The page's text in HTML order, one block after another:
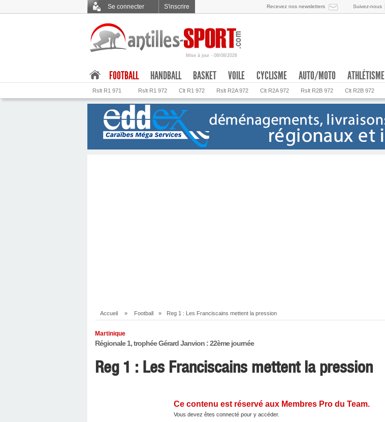
Se connecter S'inscrire Recevez nos newsletters Suivez-nous
Mise à jour - 08/08/2026
FOOTBALL
Rslt R1 971 Rslt R1 972 Clt R1 972 Rslt R2A 972 Clt R2A 972 Rslt R2B 972 Clt R2B 972
HANDBALL BASKET VOILE CYCLISME AUTO/MOTO ATHLÉTISME
Accueil » Football » Reg 1 : Les Franciscains mettent la pression
Martinique
Régionale 1, trophée Gérard Janvion : 22ème journée
Reg 1 : Les Franciscains mettent la pression
Ce contenu est réservé aux Membres Pro du Team.
Vous devez êtes connecté pour y accéder.